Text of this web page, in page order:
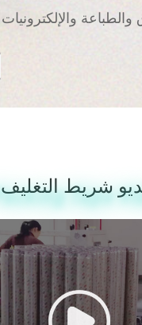
شريط التغليف
Packing Tape